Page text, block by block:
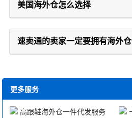
美国海外仓怎么选择
速卖通的卖家一定要拥有海外仓
更多服务